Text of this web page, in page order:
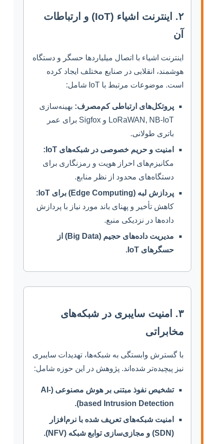
۲. اینترنت اشیاء (IoT) و ارتباطات
آن
اینترنت اشیاء با اتصال میلیاردها حسگر و دستگاه
هوشمند، انقلابی در صنایع مختلف ایجاد کرده
است. موضوعات مرتبط با IoT شامل:
پروتکل‌های ارتباطی کم‌مصرف: بهینه‌سازی
LoRaWAN, NB-IoT و Sigfox برای عمر
باتری طولانی.
امنیت و حریم خصوصی در شبکه‌های IoT:
مکانیزم‌های احراز هویت و رمزنگاری برای
دستگاه‌های محدود از نظر منابع.
پردازش لبه (Edge Computing) برای IoT:
کاهش تأخیر و پهنای باند مورد نیاز با پردازش
داده‌ها در نزدیکی منبع.
مدیریت داده‌های حجیم (Big Data) از
حسگرهای IoT.
۳. امنیت سایبری در شبکه‌های
مخابراتی
با گسترش وابستگی به شبکه‌ها، تهدیدات سایبری
نیز پیچیده‌تر شده‌اند. پژوهش در این حوزه شامل:
تشخیص نفوذ مبتنی بر هوش مصنوعی (AI-
based Intrusion Detection).
امنیت شبکه‌های تعریف شده با نرم‌افزار
(SDN) و مجازی‌سازی توابع شبکه (NFV).